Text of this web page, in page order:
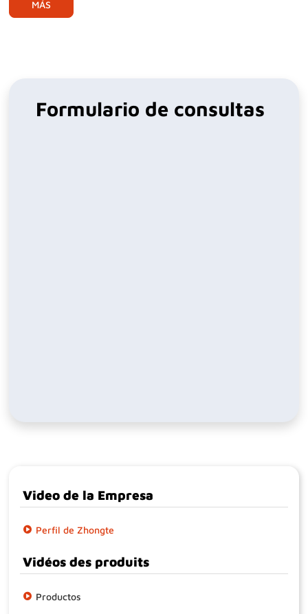
MÁS
Formulario de consultas
Video de la Empresa
Perfil de Zhongte
Vidéos des produits
Productos